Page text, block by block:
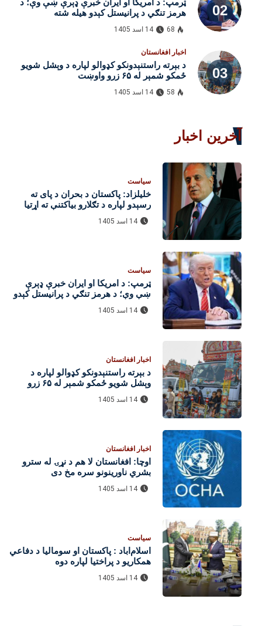
ټرمپ: د امریکا او ایران خبرې ډېرې ښې وې؛ د
هرمز تنګي د پرانیستل کېدو هیله شته
68 14 اسد 1405
اخبار افغانستان
د بېرته راستنېدونکو کډوالو لپاره د وېشل شویو
ځمکو شمېر له ۶۵ زرو واوښت
58 14 اسد 1405
آخرین اخبار
سیاست
خلیلزاد: پاکستان د بحران د پای ته
رسېدو لپاره د تګلارو بیاکتنې ته اړتیا
لري
14 اسد 1405
سیاست
ټرمپ: د امریکا او ایران خبرې ډېرې
ښې وې؛ د هرمز تنګي د پرانیستل کېدو
هیله شته
14 اسد 1405
اخبار افغانستان
د بېرته راستنېدونکو کډوالو لپاره د
وېشل شویو ځمکو شمېر له ۶۵ زرو
واوښت
14 اسد 1405
اخبار افغانستان
اوچا: افغانستان لا هم د نړۍ له سترو
بشري ناورینونو سره مخ دی
14 اسد 1405
سیاست
اسلام‌اباد : پاکستان او سومالیا د دفاعي
همکاریو د پراختیا لپاره دوه
هوکړه‌لیکونه لاسلیک کړل
14 اسد 1405